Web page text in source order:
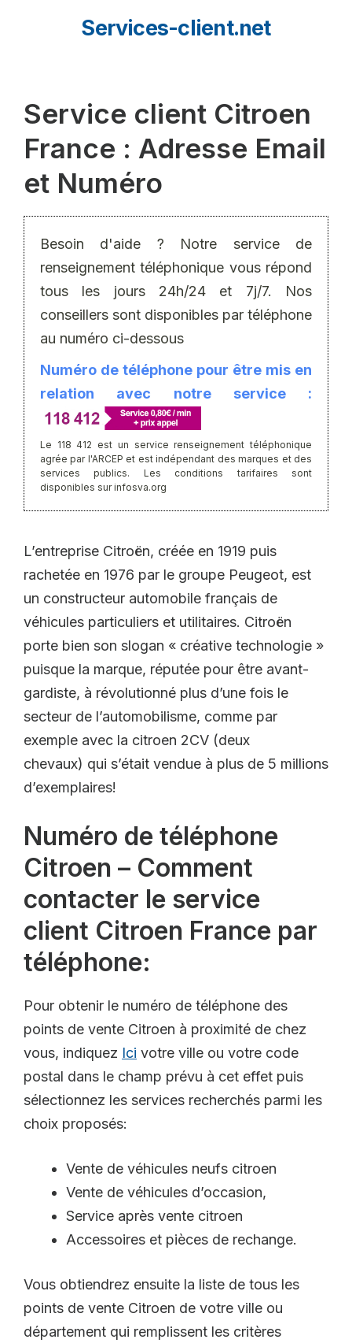
Services-client.net
Service client Citroen
France : Adresse Email
et Numéro
Besoin d'aide ? Notre service de
renseignement téléphonique vous répond
tous les jours 24h/24 et 7j/7. Nos
conseillers sont disponibles par téléphone
au numéro ci-dessous
Numéro de téléphone pour être mis en
relation avec notre service :
Le 118 412 est un service renseignement téléphonique
agrée par l'ARCEP et est indépendant des marques et des
services publics. Les conditions tarifaires sont
disponibles sur infosva.org
L’entreprise Citroën, créée en 1919 puis
rachetée en 1976 par le groupe Peugeot, est
un constructeur automobile français de
véhicules particuliers et utilitaires. Citroën
porte bien son slogan « créative technologie »
puisque la marque, réputée pour être avant-
gardiste, à révolutionné plus d’une fois le
secteur de l’automobilisme, comme par
exemple avec la citroen 2CV (deux
chevaux) qui s’était vendue à plus de 5 millions
d’exemplaires!
Numéro de téléphone
Citroen – Comment
contacter le service
client Citroen France par
téléphone:
Pour obtenir le numéro de téléphone des
points de vente Citroen à proximité de chez
vous, indiquez Ici votre ville ou votre code
postal dans le champ prévu à cet effet puis
sélectionnez les services recherchés parmi les
choix proposés:
Vente de véhicules neufs citroen
Vente de véhicules d’occasion,
Service après vente citroen
Accessoires et pièces de rechange.
Vous obtiendrez ensuite la liste de tous les
points de vente Citroen de votre ville ou
département qui remplissent les critères